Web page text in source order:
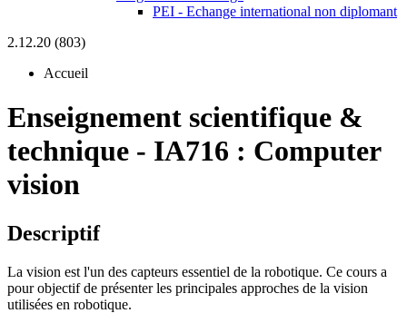
PEI - Echange international non diplomant
2.12.20 (803)
Accueil
Enseignement scientifique &
technique - IA716 : Computer
vision
Descriptif
La vision est l'un des capteurs essentiel de la robotique. Ce cours a
pour objectif de présenter les principales approches de la vision
utilisées en robotique.